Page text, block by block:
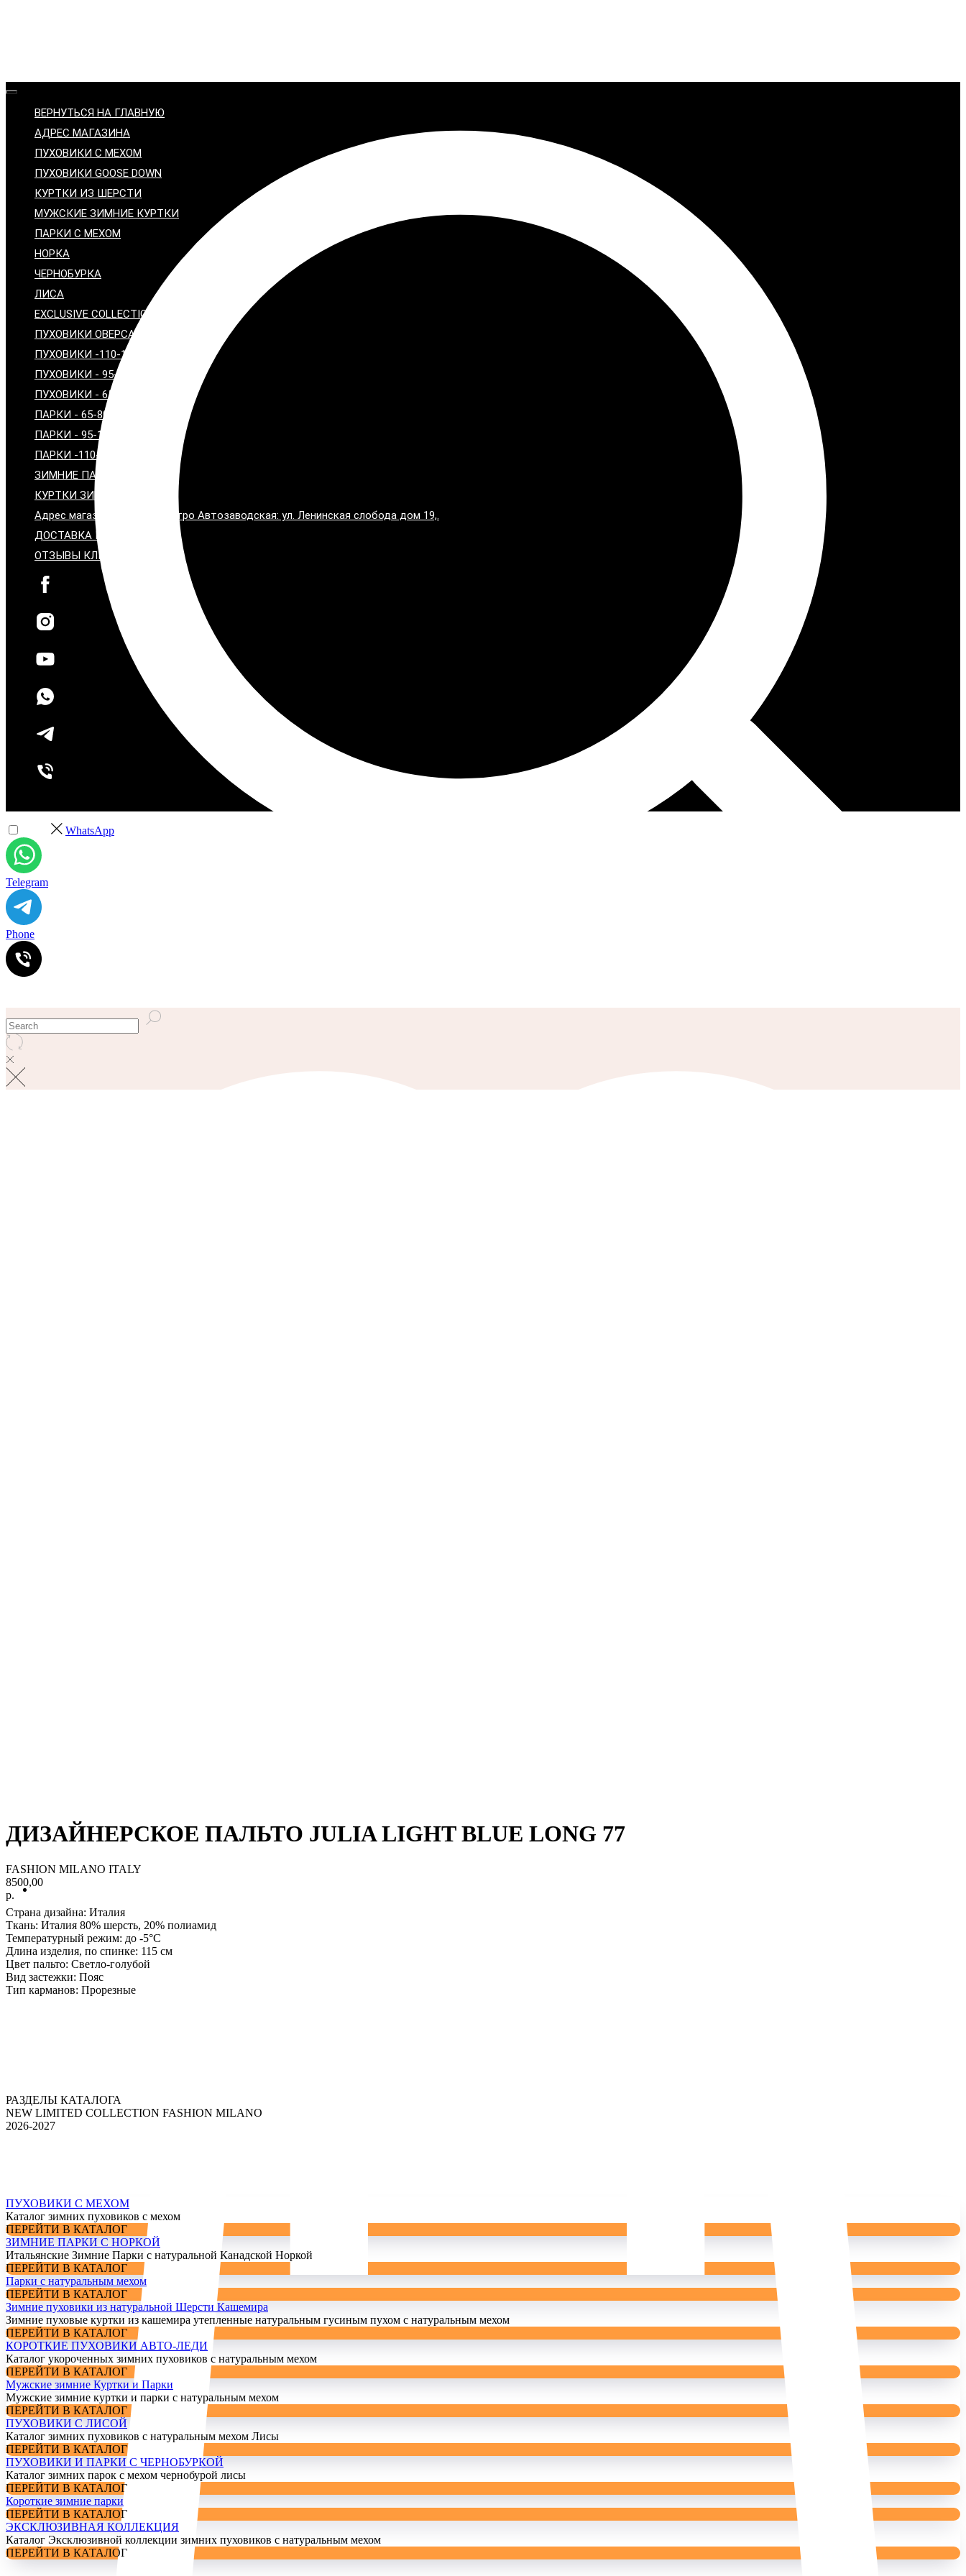
ВЕРНУТЬСЯ НА ГЛАВНУЮ
АДРЕС МАГАЗИНА
ПУХОВИКИ С МЕХОМ
ПУХОВИКИ GOOSE DOWN
КУРТКИ ИЗ ШЕРСТИ
МУЖСКИЕ ЗИМНИЕ КУРТКИ
ПАРКИ С МЕХОМ
НОРКА
ЧЕРНОБУРКА
ЛИСА
EXCLUSIVE COLLECTION
ПУХОВИКИ ОВЕРСАЙЗ
ПУХОВИКИ -110-120 см
ПУХОВИКИ - 95-100 см
ПУХОВИКИ - 65-80 см
ПАРКИ - 65-80 СМ
ПАРКИ - 95-100 СМ
ПАРКИ -110-115 СМ
ЗИМНИЕ ПАЛЬТО С МЕХОМ
КУРТКИ ЗИМНИЕ С МЕХОМ
Адрес магазина: Москва, метро Автозаводская: ул. Ленинская слобода дом 19,.
ДОСТАВКА И ОПЛАТА
ОТЗЫВЫ КЛИЕНТОВ
WhatsApp
Telegram
Phone
ДИЗАЙНЕРСКОЕ ПАЛЬТО JULIA LIGHT BLUE LONG 77
FASHION MILANO ITALY
8500,00
р.
Страна дизайна: Италия
Ткань: Италия 80% шерсть, 20% полиамид
Температурный режим: до -5°С
Длина изделия, по спинке: 115 см
Цвет пальто: Светло-голубой
Вид застежки: Пояс
Тип карманов: Прорезные
РАЗДЕЛЫ КАТАЛОГА
NEW LIMITED COLLECTION FASHION MILANO
2026-2027
ПУХОВИКИ С МЕХОМ
Каталог зимних пуховиков с мехом
ПЕРЕЙТИ В КАТАЛОГ
ЗИМНИЕ ПАРКИ С НОРКОЙ
Итальянские Зимние Парки с натуральной Канадской Норкой
ПЕРЕЙТИ В КАТАЛОГ
Парки с натуральным мехом
ПЕРЕЙТИ В КАТАЛОГ
Зимние пуховики из натуральной Шерсти Кашемира
Зимние пуховые куртки из кашемира утепленные натуральным гусиным пухом с натуральным мехом
ПЕРЕЙТИ В КАТАЛОГ
КОРОТКИЕ ПУХОВИКИ АВТО-ЛЕДИ
Каталог укороченных зимних пуховиков с натуральным мехом
ПЕРЕЙТИ В КАТАЛОГ
Мужские зимние Куртки и Парки
Мужские зимние куртки и парки с натуральным мехом
ПЕРЕЙТИ В КАТАЛОГ
ПУХОВИКИ С ЛИСОЙ
Каталог зимних пуховиков с натуральным мехом Лисы
ПЕРЕЙТИ В КАТАЛОГ
ПУХОВИКИ И ПАРКИ С ЧЕРНОБУРКОЙ
Каталог зимних парок с мехом чернобурой лисы
ПЕРЕЙТИ В КАТАЛОГ
Короткие зимние парки
ПЕРЕЙТИ В КАТАЛОГ
ЭКСКЛЮЗИВНАЯ КОЛЛЕКЦИЯ
Каталог Эксклюзивной коллекции зимних пуховиков с натуральным мехом
ПЕРЕЙТИ В КАТАЛОГ